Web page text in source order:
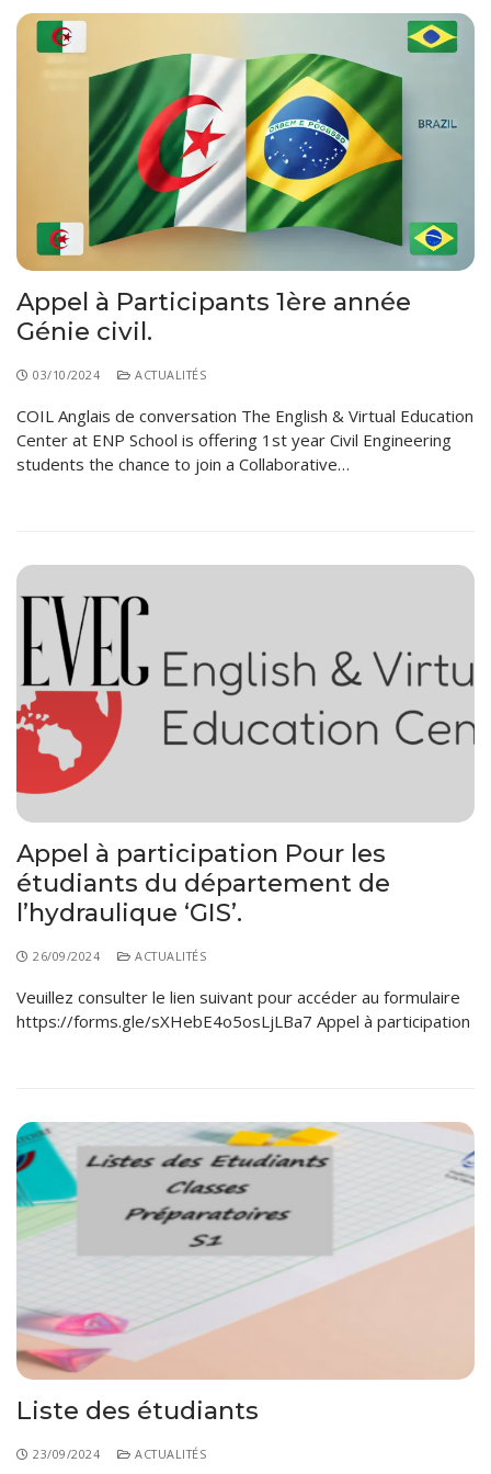
Appel à Participants 1ère année
Génie civil.
03/10/2024 ACTUALITÉS
COIL Anglais de conversation The English & Virtual Education
Center at ENP School is offering 1st year Civil Engineering
students the chance to join a Collaborative…
Appel à participation Pour les
étudiants du département de
l’hydraulique ‘GIS’.
26/09/2024 ACTUALITÉS
Veuillez consulter le lien suivant pour accéder au formulaire
https://forms.gle/sXHebE4o5osLjLBa7 Appel à participation
Liste des étudiants
23/09/2024 ACTUALITÉS